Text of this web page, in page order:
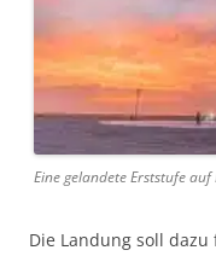
Eine gelandete Erststufe auf
Die Landung soll